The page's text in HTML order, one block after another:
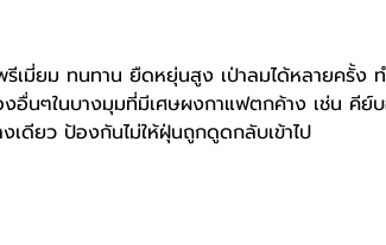
เมี่ยม ทนทาน ยืดหยุ่นสูง เป่าลมได้หลายครั้ง ท
งอื่นๆในบางมุมที่มีเศษผงกาแฟตกค้าง เช่น คี
เดียว ป้องกันไม่ให้ฝุ่นถูกดูดกลับเข้าไป